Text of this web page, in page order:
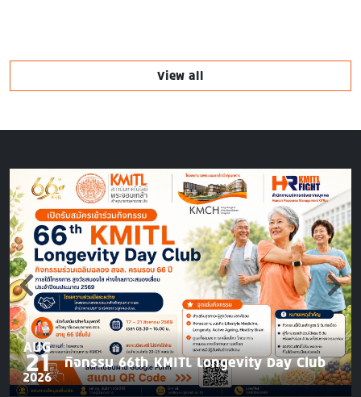
View all
AUG
21
2026
กิจกรรม 66th KMITL Longevity Day Club